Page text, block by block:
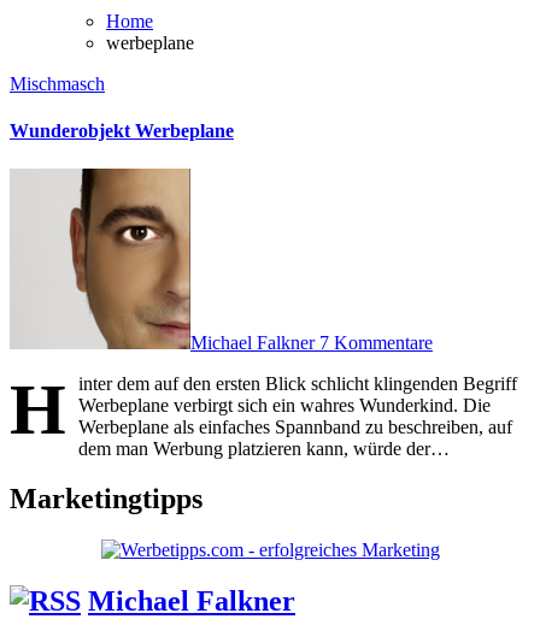
Home
werbeplane
Mischmasch
Wunderobjekt Werbeplane
Michael Falkner 7 Kommentare
H
inter dem auf den ersten Blick schlicht klingenden Begriff
Werbeplane verbirgt sich ein wahres Wunderkind. Die
Werbeplane als einfaches Spannband zu beschreiben, auf
dem man Werbung platzieren kann, würde der…
Marketingtipps
Michael Falkner